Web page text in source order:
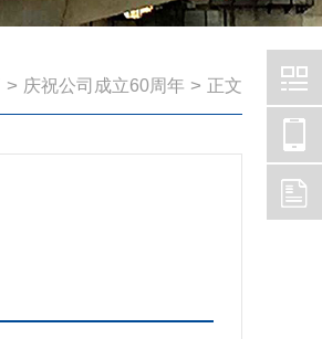
> 庆祝公司成立60周年 > 正文